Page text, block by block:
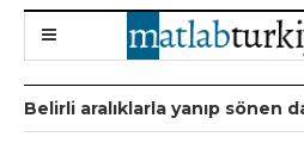
Belirli aralıklarla yanıp sönen